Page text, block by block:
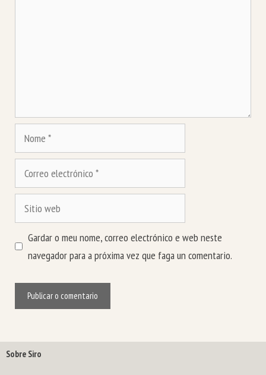
Nome
Correo
electrónico
Sitio
web
Gardar o meu nome, correo electrónico e web neste
navegador para a próxima vez que faga un comentario.
Sobre Siro